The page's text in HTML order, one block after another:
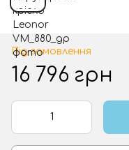
Під замовлення
16 796 грн